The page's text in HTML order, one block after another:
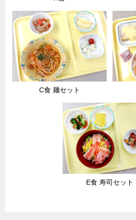
C食 麺セット
E食 寿司セット